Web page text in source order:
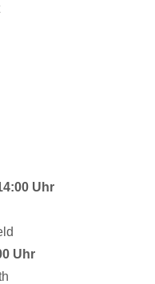
14:00 Uhr
Uhr